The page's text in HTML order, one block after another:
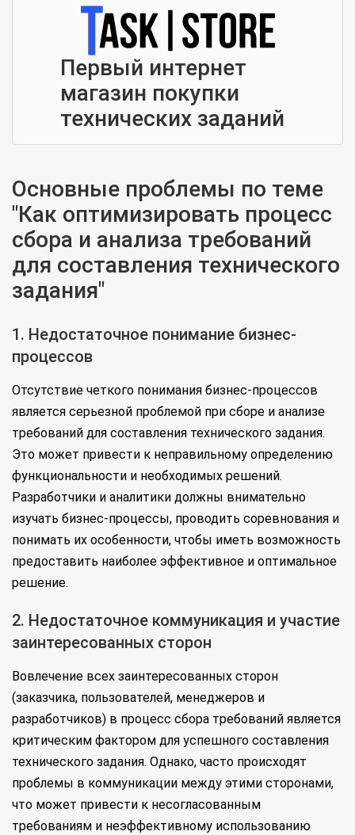
Первый интернет
магазин покупки
технических заданий
Основные проблемы по теме
"Как оптимизировать процесс
сбора и анализа требований
для составления технического
задания"
1. Недостаточное понимание бизнес-
процессов
Отсутствие четкого понимания бизнес-процессов
является серьезной проблемой при сборе и анализе
требований для составления технического задания.
Это может привести к неправильному определению
функциональности и необходимых решений.
Разработчики и аналитики должны внимательно
изучать бизнес-процессы, проводить соревнования и
понимать их особенности, чтобы иметь возможность
предоставить наиболее эффективное и оптимальное
решение.
2. Недостаточное коммуникация и участие
заинтересованных сторон
Вовлечение всех заинтересованных сторон
(заказчика, пользователей, менеджеров и
разработчиков) в процесс сбора требований является
критическим фактором для успешного составления
технического задания. Однако, часто происходят
проблемы в коммуникации между этими сторонами,
что может привести к несогласованным
требованиям и неэффективному использованию